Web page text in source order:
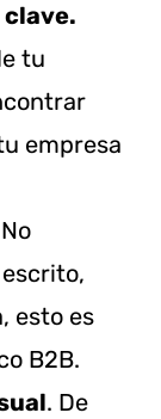
tu
empresa
No
esto es
B2B.
. De